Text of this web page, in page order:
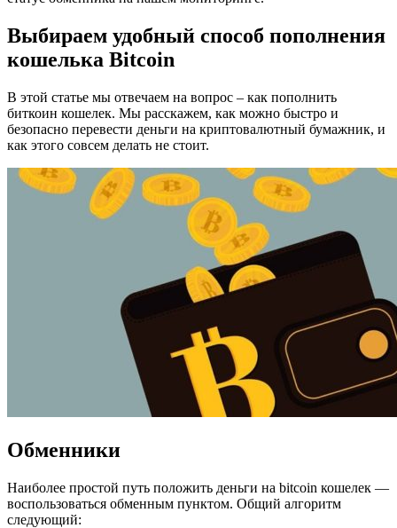
Выбираем удобный способ пополнения
кошелька Bitcoin
В этой статье мы отвечаем на вопрос – как пополнить
биткоин кошелек. Мы расскажем, как можно быстро и
безопасно перевести деньги на криптовалютный бумажник, и
как этого совсем делать не стоит.
Обменники
Наиболее простой путь положить деньги на bitcoin кошелек —
воспользоваться обменным пунктом. Общий алгоритм
следующий: